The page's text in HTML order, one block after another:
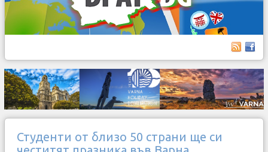
Студенти от близо 50 страни ще си